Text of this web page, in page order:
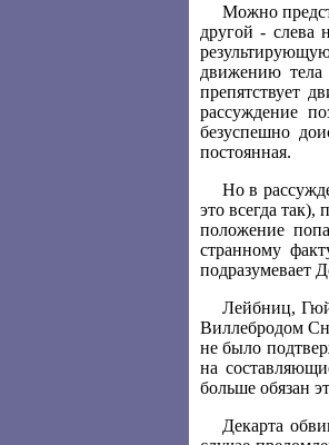
Можно
другой - слева
движению тела
препятствует
рассуждение
безуспешно
постоянная.
Но в
это всегда
положение
странному
подразумевает
Лейбниц,
Виллебродом
не было
на
больше обязан
Декарта